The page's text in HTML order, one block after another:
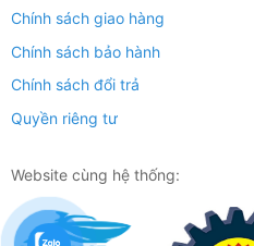
Chính sách giao hàng
Chính sách bảo hành
Chính sách đổi trả
Quyền riêng tư
Website cùng hệ thống: